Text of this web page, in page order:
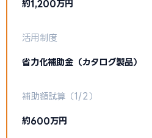
約1,200万円
活用制度
省力化補助金（カタログ製品）
補助額試算（1/2）
約600万円